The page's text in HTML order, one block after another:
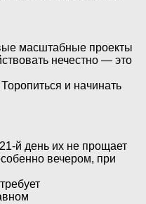
масштабные проекты
нечестно — это
Торопиться и начинать
й день их не прощает
вечером, при